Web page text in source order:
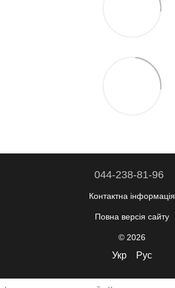
044-238-81-96
Контактна інформація
Повна версія сайту
© 2026
Укр Рус